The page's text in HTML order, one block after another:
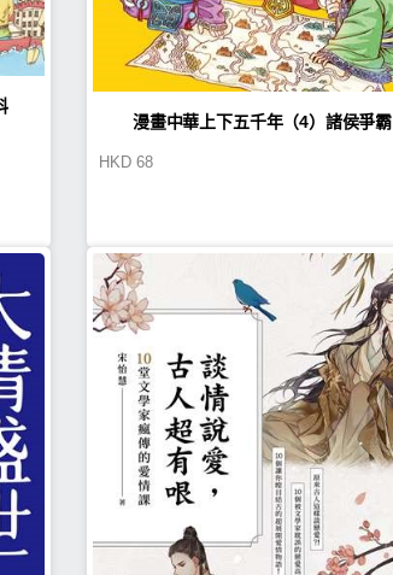
漫畫中華上下五千年（4）諸侯爭霸
HKD 68